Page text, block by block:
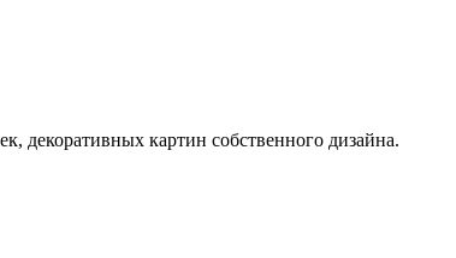
декоративных картин собственного дизайна.